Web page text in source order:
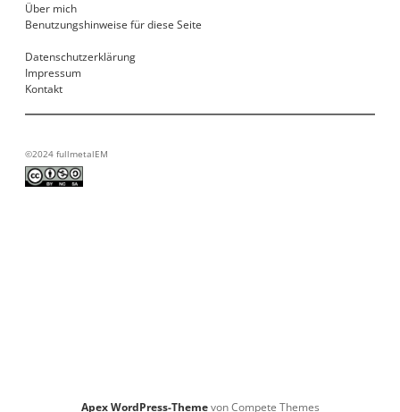
Über mich
Benutzungshinweise für diese Seite
Datenschutzerklärung
Impressum
Kontakt
©2024 fullmetalEM
Apex WordPress-Themevon Compete Themes